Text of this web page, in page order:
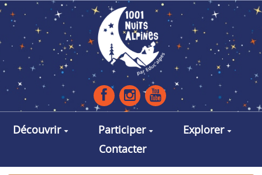
Aller au contenu principal
Découvrir Participer
Explorer
Contacter